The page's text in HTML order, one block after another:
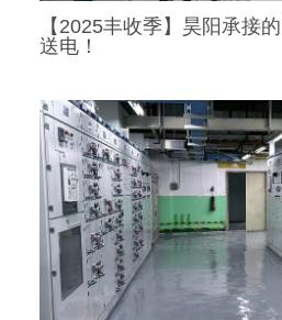
【2025丰收季】昊阳承接
送电！